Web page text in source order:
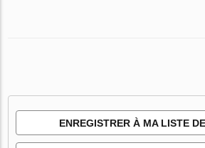
ENREGISTRER À MA LISTE